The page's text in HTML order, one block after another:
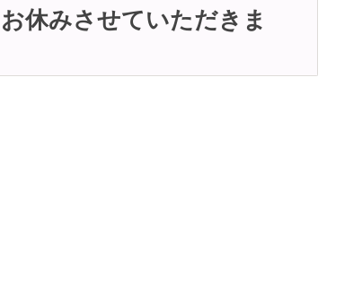
休みさせていただきま